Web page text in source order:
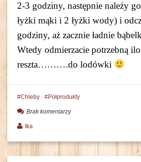
2-3 godziny, następnie należy
łyżki mąki i 2 łyżki wody) i
godziny, aż zacznie ładnie
Wtedy odmierzacie potrzebną
reszta……….do lodówki
Chleby Półprodukty
Brak komentarzy
Ika